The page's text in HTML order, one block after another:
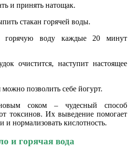
и принять натощак.
стакан горячей воды.
горячую воду каждые 20 минут
очистится, наступит настоящее
позволить себе йогурт.
соком – чудесный способ
токсинов. Их выведение помогает
и нормализовать кислотность.
и горячая вода